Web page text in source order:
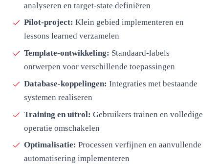
analyseren en target-state definiëren
Pilot-project: Klein gebied implementeren en
lessons learned verzamelen
Template-ontwikkeling: Standaard-labels
ontwerpen voor verschillende toepassingen
Database-koppelingen: Integraties met bestaande
systemen realiseren
Training en uitrol: Gebruikers trainen en volledige
operatie omschakelen
Optimalisatie: Processen verfijnen en aanvullende
automatisering implementeren